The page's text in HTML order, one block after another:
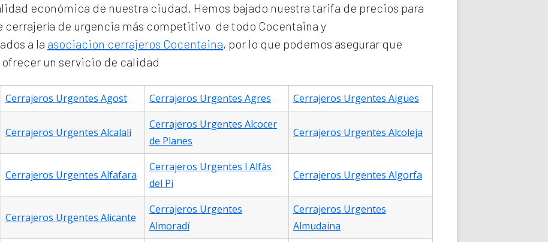
económica de nuestra ciudad. Hemos bajado nuestra tarifa de precios para
cerrajería de urgencia más competitivo de todo Cocentaina y
a la asociacion cerrajeros Cocentaina, por lo que podemos asegurar que
un servicio de calidad
Cerrajeros Urgentes Agost Cerrajeros Urgentes Agres Cerrajeros Urgentes Aigües
Cerrajeros Urgentes Alcalalí
Cerrajeros Urgentes Alcocer
de Planes
Cerrajeros Urgentes Alcoleja
Cerrajeros Urgentes Alfafara
Cerrajeros Urgentes l Alfàs
del Pi
Cerrajeros Urgentes Algorfa
Cerrajeros Urgentes Alicante
Cerrajeros Urgentes
Almoradí
Cerrajeros Urgentes
Almudaina